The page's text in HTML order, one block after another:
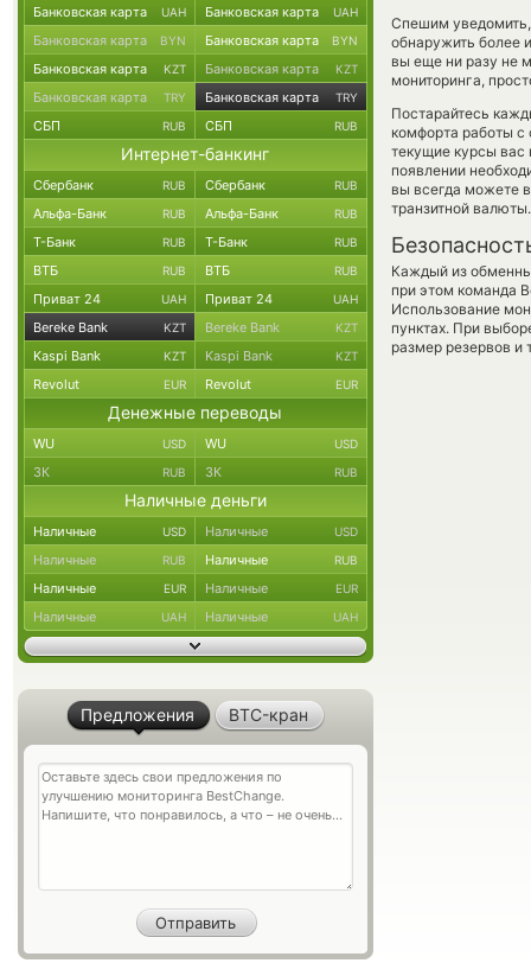
Спешим
обнаружить более
вы еще ни разу не
мониторинга,
Постарайтесь
комфорта работы
текущие курсы вас
появлении
вы всегда можете
транзитной валюты.
Каждый из
при этом команда
Использование
пунктах. При
размер резервов и
Банковская карта UAH Банковская карта UAH
Банковская карта BYN Банковская карта BYN
Банковская карта KZT Банковская карта KZT
Банковская карта TRY Банковская карта TRY
СБП RUB СБП RUB
Интернет-банкинг
Сбербанк RUB Сбербанк RUB
Альфа-Банк RUB Альфа-Банк RUB
Т-Банк RUB Т-Банк RUB
ВТБ RUB ВТБ RUB
Приват 24 UAH Приват 24 UAH
Bereke Bank KZT Bereke Bank KZT
Kaspi Bank KZT Kaspi Bank KZT
Revolut EUR Revolut EUR
Денежные переводы
WU USD WU USD
ЗК RUB ЗК RUB
Наличные деньги
Наличные USD Наличные USD
Наличные RUB Наличные RUB
Наличные EUR Наличные EUR
Наличные UAH Наличные UAH
Предложения BTC-кран